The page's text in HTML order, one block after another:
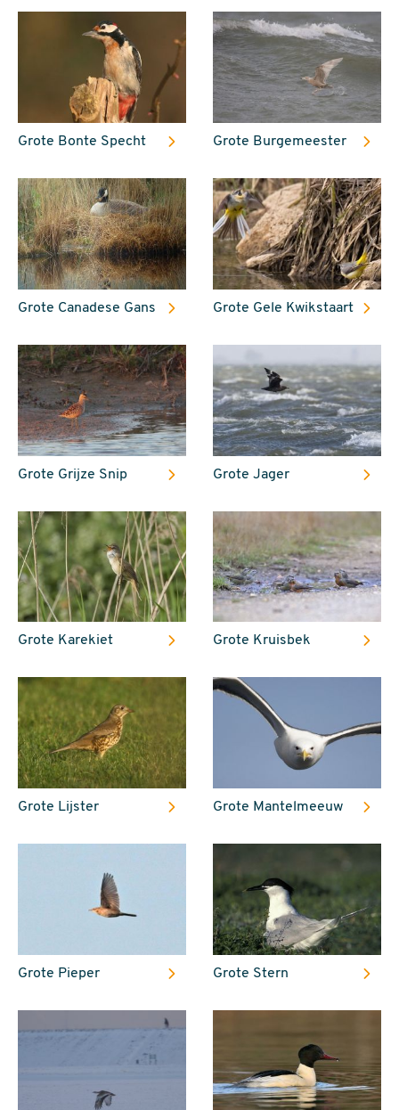
Grote Bonte Specht Grote Burgemeester
Grote Canadese Gans Grote Gele Kwikstaart
Grote Grijze Snip Grote Jager
Grote Karekiet Grote Kruisbek
Grote Lijster Grote Mantelmeeuw
Grote Pieper Grote Stern